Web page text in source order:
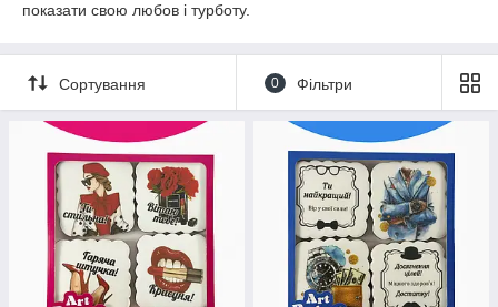
показати свою любов і турботу.
Сортування 0 Фільтри